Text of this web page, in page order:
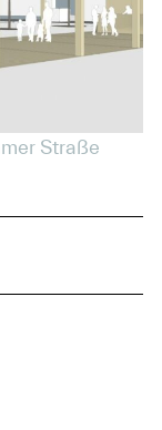
Straße